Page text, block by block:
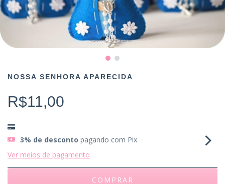
NOSSA SENHORA APARECIDA
R$11,00
3% de desconto pagando com Pix
Ver meios de pagamento